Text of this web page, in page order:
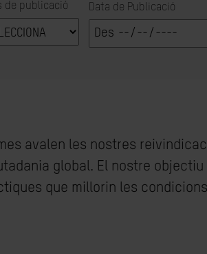
de publicació Data de Publicació
avalen les nostres
global. El nostre
que millorin les